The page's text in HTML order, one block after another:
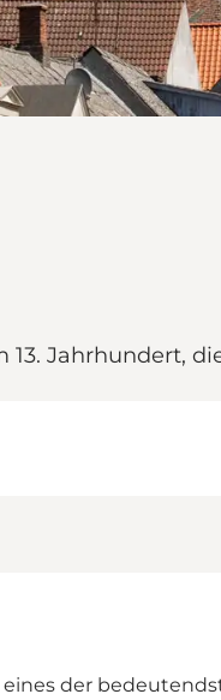
Jahrhundert,
der